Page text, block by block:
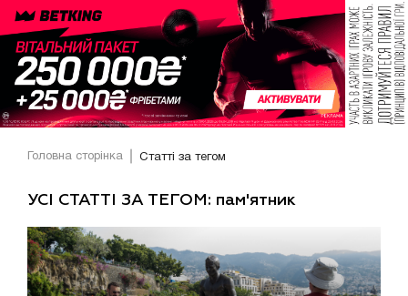
Головна сторінка Статті за тегом
УСІ СТАТТІ ЗА ТЕГОМ: пам'ятник